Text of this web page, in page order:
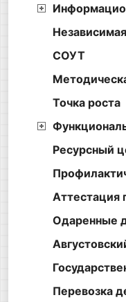
СОУТ
Точка роста
Ресурсный
Аттестация
Одаренные
Перевозка